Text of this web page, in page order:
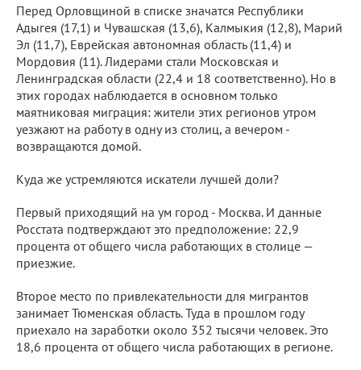
Перед Орловщиной в списке значатся Республики
Адыгея (17,1) и Чувашская (13,6), Калмыкия (12,8), Марий
Эл (11,7), Еврейская автономная область (11,4) и
Мордовия (11). Лидерами стали Московская и
Ленинградская области (22,4 и 18 соответственно). Но в
этих городах наблюдается в основном только
маятниковая миграция: жители этих регионов утром
уезжают на работу в одну из столиц, а вечером -
возвращаются домой.
Куда же устремляются искатели лучшей доли?
Первый приходящий на ум город - Москва. И данные
Росстата подтверждают это предположение: 22,9
процента от общего числа работающих в столице —
приезжие.
Второе место по привлекательности для мигрантов
занимает Тюменская область. Туда в прошлом году
приехало на заработки около 352 тысячи человек. Это
18,6 процента от общего числа работающих в регионе.